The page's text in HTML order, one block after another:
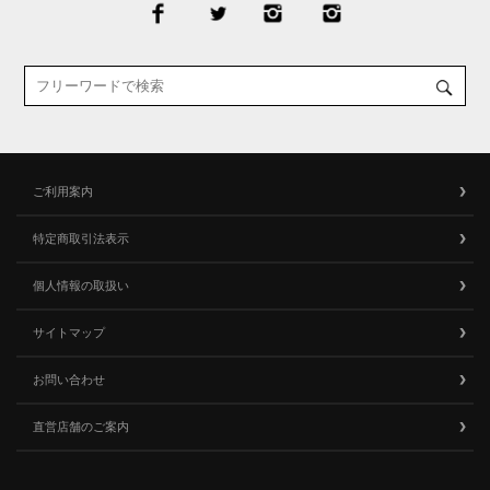
ご利用案内
特定商取引法表示
個人情報の取扱い
サイトマップ
お問い合わせ
直営店舗のご案内